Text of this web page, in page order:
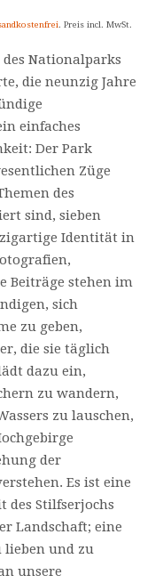
. Preis incl. MwSt.
des Nationalparks
die neunzig Jahre
einfaches
Der Park
Züge
des
sind, sieben
Identität in
Beiträge stehen im
sich
zu geben,
die sie täglich
dazu ein,
zu wandern,
zu lauschen,
der
Es ist eine
des Stilfserjochs
Landschaft; eine
lieben und zu
unsere